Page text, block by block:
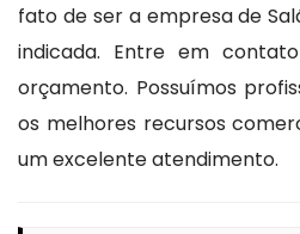
fato de ser a empresa de
indicada. Entre em
orçamento. Possuímos
os melhores recursos
um excelente atendimento.